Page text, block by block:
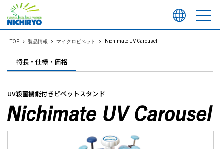
TOP 製品情報 マイクロピペット Nichimate UV Carousel
特長・仕様・価格
UV殺菌機能付きピペットスタンド